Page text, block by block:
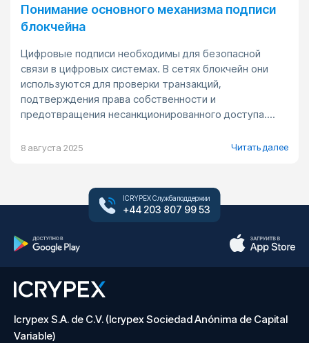
Понимание основного механизма подписи
блокчейна
Цифровые подписи необходимы для безопасной
связи в цифровых системах. В сетях блокчейн они
используются для проверки транзакций,
подтверждения права собственности и
предотвращения несанкционированного доступа....
8 августа 2025 Читать далее
ICRYPEX Служба поддержки
+44 203 807 99 53
Icrypex S.A. de C.V. (Icrypex Sociedad Anónima de Capital
Variable)